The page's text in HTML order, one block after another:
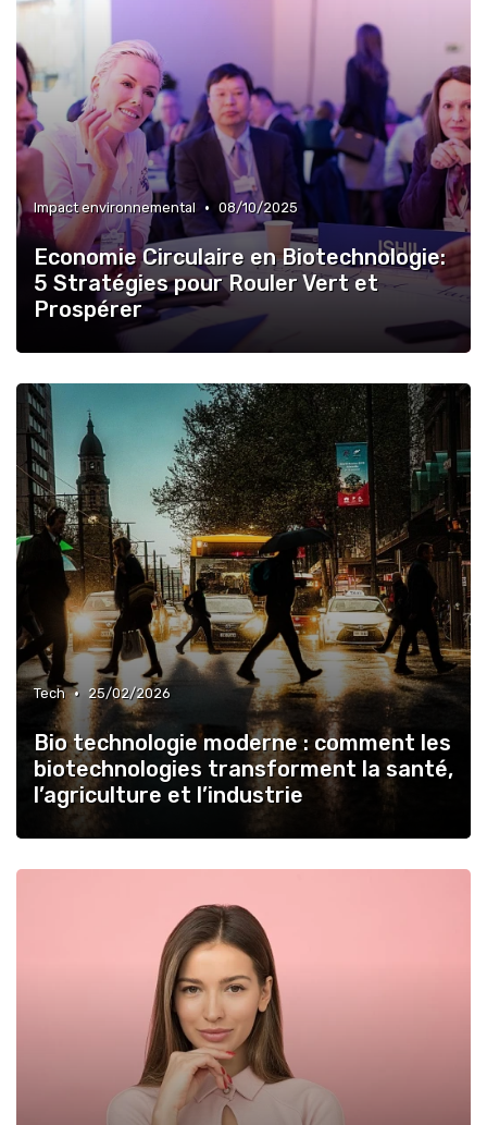
Impact environnemental • 08/10/2025
Economie Circulaire en Biotechnologie:
5 Stratégies pour Rouler Vert et
Prospérer
Tech • 25/02/2026
Bio technologie moderne : comment les
biotechnologies transforment la santé,
l’agriculture et l’industrie